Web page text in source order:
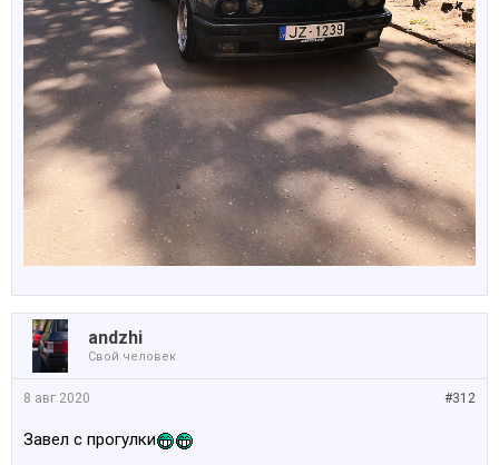
аndzhi
Свой человек
#312
8 авг 2020
Завел с прогулки